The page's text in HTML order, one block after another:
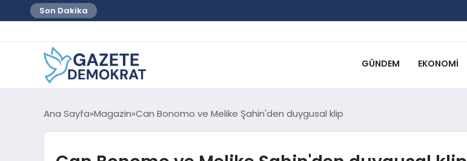
Son Dakika
GÜNDEM EKONOMI
Ana Sayfa Magazin Can Bonomo ve Melike Şahin'den duygusal klip